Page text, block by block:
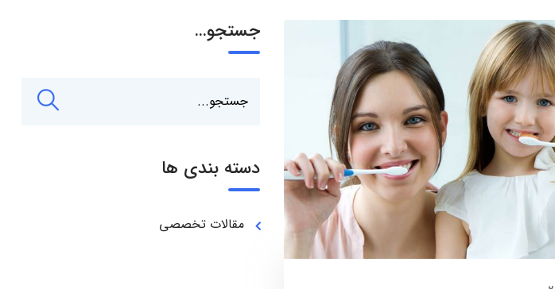
جستجو…
دسته بندی ها
مقالات تخصصی